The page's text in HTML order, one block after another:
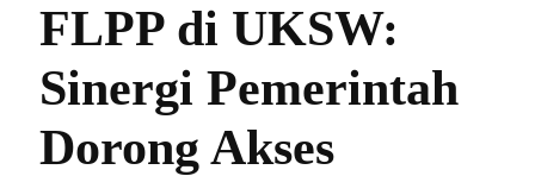
FLPP di UKSW:
Sinergi Pemerintah
Dorong Akses